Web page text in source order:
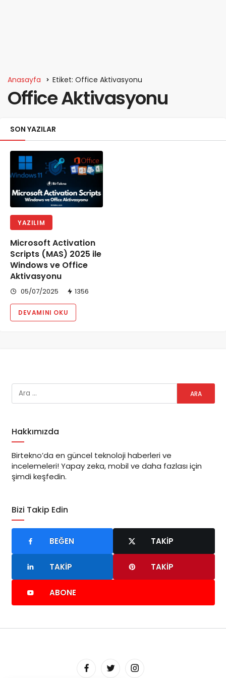
Anasayfa Etiket: Office Aktivasyonu
Office Aktivasyonu
SON YAZILAR
YAZILIM
Microsoft Activation
Scripts (MAS) 2025 ile
Windows ve Office
Aktivasyonu
05/07/2025 1356
DEVAMINI OKU
Hakkımızda
Birtekno’da en güncel teknoloji haberleri ve
incelemeleri! Yapay zeka, mobil ve daha fazlası için
şimdi keşfedin.
Bizi Takip Edin
BEĞEN TAKIP
TAKIP TAKIP
ABONE